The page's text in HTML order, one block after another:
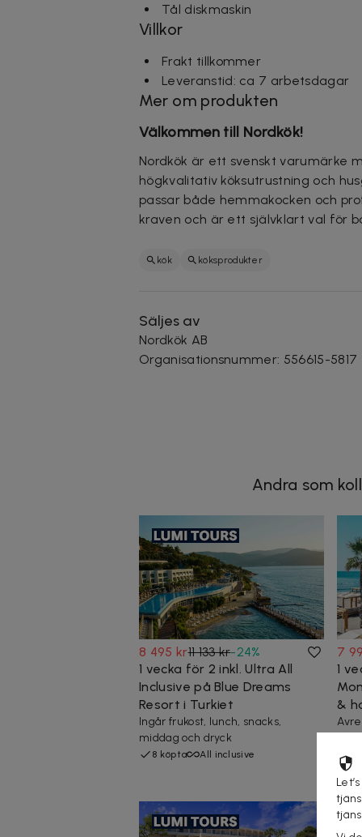
Tål diskmaskin
Villkor
Frakt tillkommer
Leveranstid: ca 7 arbetsdagar
Mer om produkten
Välkommen till Nordkök!
Nordkök är ett svenskt varumärke
högkvalitativ köksutrustning och
passar både hemmakocken och
kraven och är ett självklart val för
kök köksprodukter
Säljes av
Nordkök AB
Organisationsnummer: 556615-5817
Andra som
8 495 kr11 133 kr-24%
1 vecka för 2 inkl. Ultra All
Inclusive på Blue Dreams
Resort i Turkiet
Ingår frukost, lunch, snacks,
middag och dryck
8 köpta All inclusive
7
1
&